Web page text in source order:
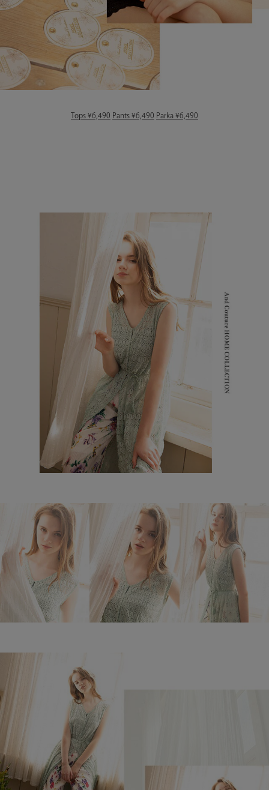
Tops ¥6,490 Pants ¥6,490 Parka ¥6,490